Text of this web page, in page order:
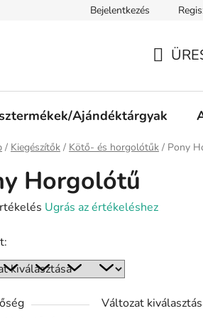
Jogi nyilatkozat
Bejelentkezés
Ajándéktárgyak
/ Kiegészítők / Kötő- és horgolótűk / Pony
Horgolótű
Ugrás az értékeléshez
Változat